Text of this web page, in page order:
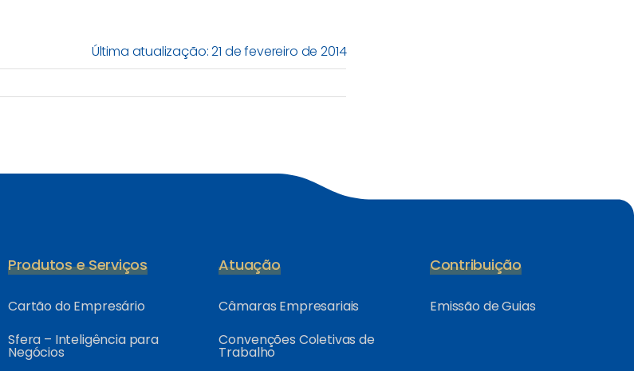
Última atualização: 21 de fevereiro de 2014
Produtos e Serviços
Cartão do Empresário
Sfera – Inteligência para
Negócios
Atuação
Câmaras Empresariais
Convenções Coletivas de
Trabalho
Contribuição
Emissão de Guias